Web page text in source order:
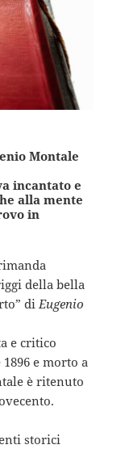
Montale
incantato e
alla mente
in
della bella
di Eugenio
e critico
e morto a
è ritenuto
storici